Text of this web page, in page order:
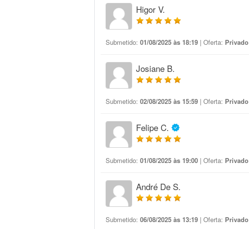
Higor V.
Submetido: 01/08/2025 às 18:19 | Oferta: Privado
Josiane B.
Submetido: 02/08/2025 às 15:59 | Oferta: Privado
Felipe C.
Submetido: 01/08/2025 às 19:00 | Oferta: Privado
André De S.
Submetido: 06/08/2025 às 13:19 | Oferta: Privado